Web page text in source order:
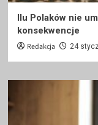
Ilu Polaków nie
konsekwencje
Redakcja 24